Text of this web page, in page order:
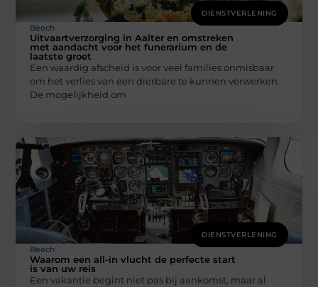
DIENSTVERLENING
Beech
Uitvaartverzorging in Aalter en omstreken
met aandacht voor het funerarium en de
laatste groet
Een waardig afscheid is voor veel families onmisbaar
om het verlies van een dierbare te kunnen verwerken.
De mogelijkheid om
DIENSTVERLENING
Beech
Waarom een all-in vlucht de perfecte start
is van uw reis
Een vakantie begint niet pas bij aankomst, maar al